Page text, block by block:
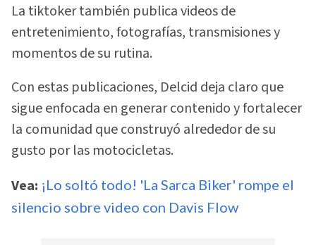
La tiktoker también publica videos de
entretenimiento, fotografías, transmisiones y
momentos de su rutina.
Con estas publicaciones, Delcid deja claro que
sigue enfocada en generar contenido y fortalecer
la comunidad que construyó alrededor de su
gusto por las motocicletas.
Vea: ¡Lo soltó todo! 'La Sarca Biker' rompe el
silencio sobre video con Davis Flow